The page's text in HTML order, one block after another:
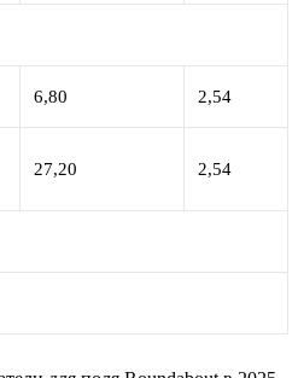
6,80 2,54
27,20 2,54